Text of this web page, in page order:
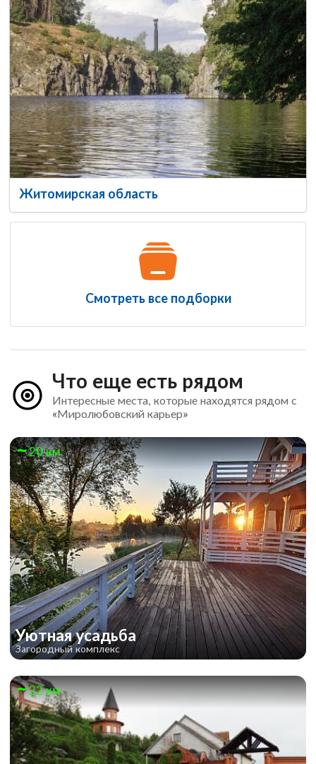
Житомирская область
Смотреть все подборки
Что еще есть рядом
Интересные места, которые находятся рядом с
«Миролюбовский карьер»
20 км
Уютная усадьба
Загородный комплекс
22 км